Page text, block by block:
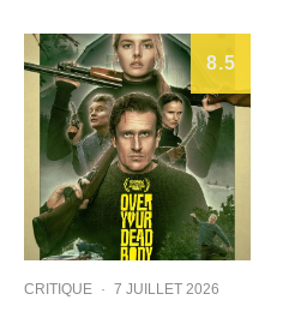
8.5
CRITIQUE · 7 JUILLET 2026